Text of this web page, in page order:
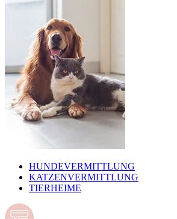
HUNDEVERMITTLUNG
KATZENVERMITTLUNG
TIERHEIME